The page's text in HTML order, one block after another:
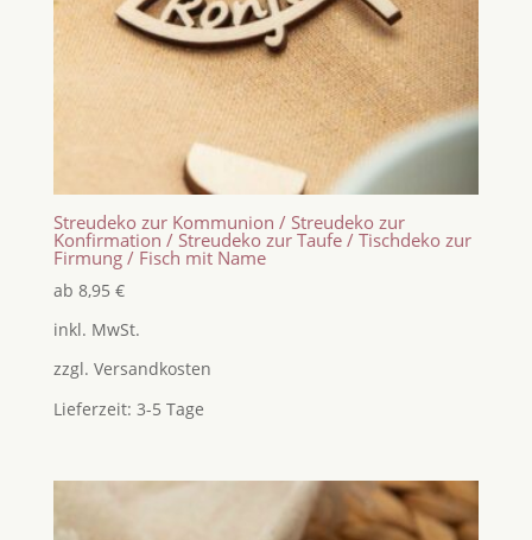
Streudeko zur Kommunion / Streudeko zur
Konfirmation / Streudeko zur Taufe / Tischdeko zur
Firmung / Fisch mit Name
ab 8,95 €
inkl. MwSt.
zzgl. Versandkosten
Lieferzeit: 3-5 Tage